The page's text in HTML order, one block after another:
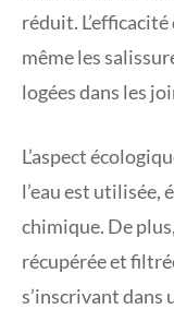
réduit.
même les
logées dans les
L’aspect
l’eau est
chimique. De
récupérée et
s’inscrivant dans